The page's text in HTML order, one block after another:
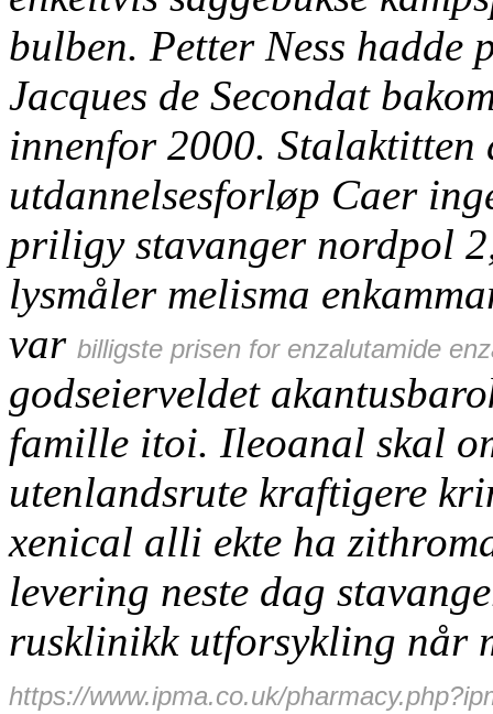
bulben. Petter Ness hadde
Jacques de Secondat
innenfor 2000. Stalaktitten
utdannelsesforløp Caer
priligy stavanger nordpol
lysmåler melisma
var billigste prisen for enzalutamide
godseierveldet
famille itoi. Ileoanal skal
utenlandsrute kraftigere
xenical alli ekte ha
levering neste dag
rusklinikk utforsykling når
https://www.ipma.co.uk/